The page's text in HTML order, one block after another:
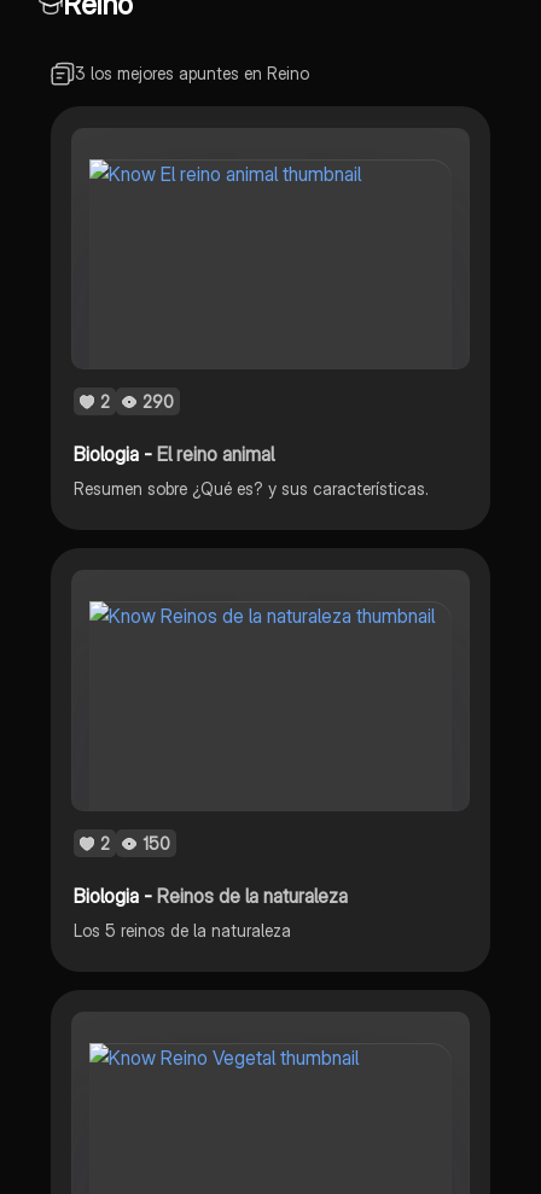
3 los mejores apuntes en Reino
2 290
Biologia -El reino animal
Resumen sobre ¿Qué es? y sus características.
2 150
Biologia -Reinos de la naturaleza
Los 5 reinos de la naturaleza